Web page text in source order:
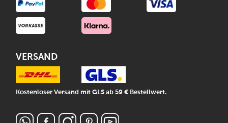
VERSAND
Kostenloser Versand mit GLS ab 59 € Bestellwert.